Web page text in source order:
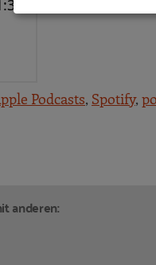
Podcasts, Spotify,
anderen: